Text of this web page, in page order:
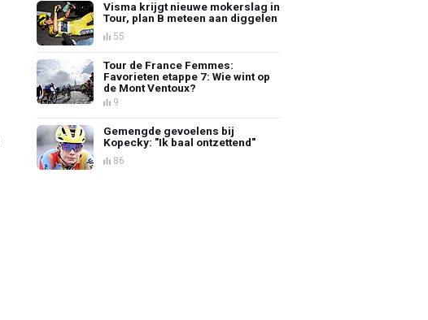
Visma krijgt nieuwe mokerslag in
Tour, plan B meteen aan diggelen
55
Tour de France Femmes:
Favorieten etappe 7: Wie wint op
de Mont Ventoux?
9
Gemengde gevoelens bij
Kopecky: "Ik baal ontzettend"
86